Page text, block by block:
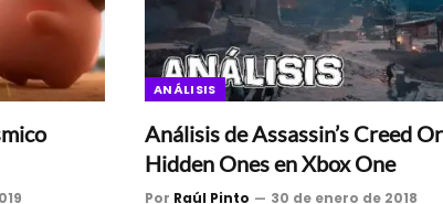
ANÁLISIS
Análisis de Assassin’s Creed
Hidden Ones en Xbox One
Por Raúl Pinto 30 de enero de 2018